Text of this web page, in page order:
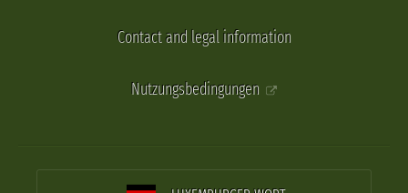
Contact and legal information
Nutzungsbedingungen